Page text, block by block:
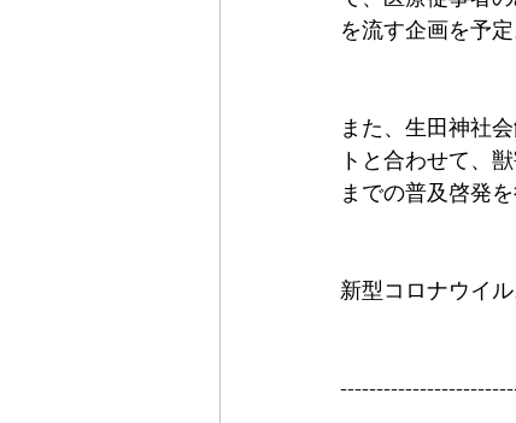
を流す企画を予定
また、生田神社
トと合わせて、
までの普及啓発
新型コロナウイ